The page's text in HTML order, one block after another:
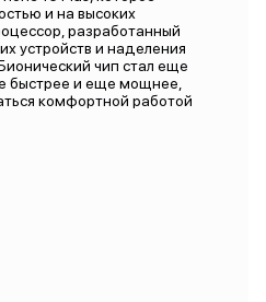
и на высоких
разработанный
устройств и наделения
чип стал еще
быстрее и еще мощнее,
комфортной работой